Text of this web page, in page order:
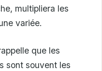
multipliera les
variée.
que les
sont souvent les